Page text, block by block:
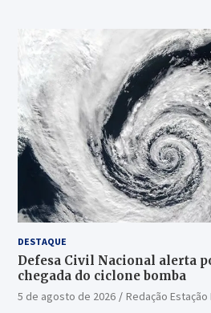
DESTAQUE
Defesa Civil Nacional alerta
chegada do ciclone bomba
5 de agosto de 2026 Redação Estação